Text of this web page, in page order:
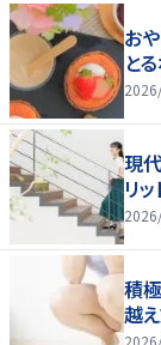
お
と
現
リ
積
越